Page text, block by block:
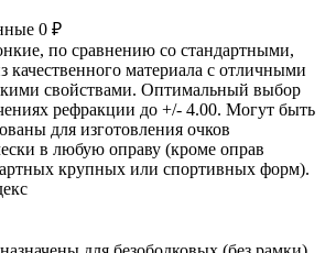
0 ₽
по сравнению со стандартными,
качественного материала с отличными
свойствами. Оптимальный выбор
рефракции до +/- 4.00. Могут быть
для изготовления очков
в любую оправу (кроме оправ
крупных или спортивных форм).